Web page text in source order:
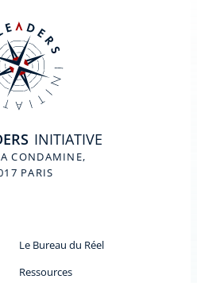
INITIATIVE
CONDAMINE,
PARIS
Le Bureau du Réel
Ressources